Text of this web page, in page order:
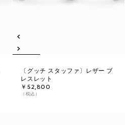
〔グッチ スタッファ〕レザー ブ
レスレット
￥52,800
（税込）